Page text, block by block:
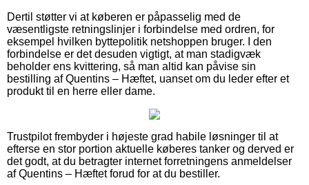
Dertil støtter vi at køberen er påpasselig med de
væsentligste retningslinjer i forbindelse med ordren, for
eksempel hvilken byttepolitik netshoppen bruger. I den
forbindelse er det desuden vigtigt, at man stadigvæk
beholder ens kvittering, så man altid kan påvise sin
bestilling af Quentins – Hæftet, uanset om du leder efter et
produkt til en herre eller dame.
Trustpilot frembyder i højeste grad habile løsninger til at
efterse en stor portion aktuelle køberes tanker og derved er
det godt, at du betragter internet forretningens anmeldelser
af Quentins – Hæftet forud for at du bestiller.